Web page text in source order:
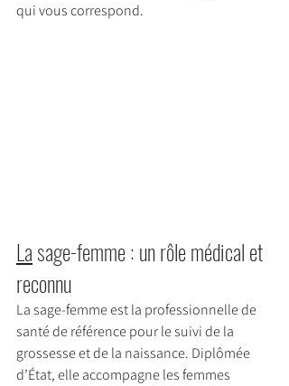
qui vous correspond.
La sage-femme : un rôle médical et
reconnu
La sage-femme est la professionnelle de
santé de référence pour le suivi de la
grossesse et de la naissance. Diplômée
d’État, elle accompagne les femmes